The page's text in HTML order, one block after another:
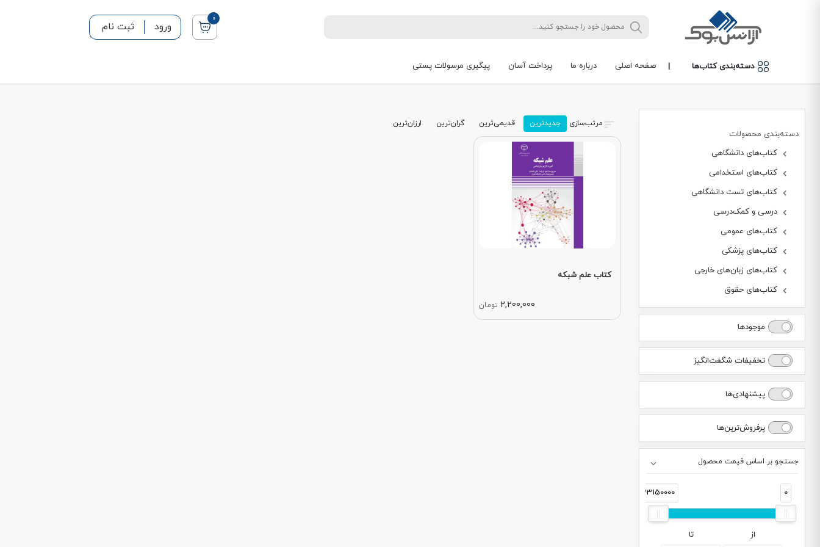
0
ورود ثبت نام
دسته‌بندی کتاب‌ها | صفحه اصلی درباره ما پرداخت آسان پیگیری مرسولات پستی
دسته‌بندی محصولات
کتاب‌های دانشگاهی
کتاب‌های استخدامی
کتاب‌های تست دانشگاهی
درسی و کمک‌درسی
کتاب‌های عمومی
کتاب‌های پزشکی
کتاب‌های زبان‌های خارجی
کتاب‌های حقوق
موجودها
تخفیفات شگفت‌انگیز
پیشنهادی‌ها
پرفروش‌ترین‌ها
جستجو بر اساس قیمت محصول
0
33150000
از تا
مرتب‌سازی جدیدترین قدیمی‌ترین گران‌ترین ارزان‌ترین
کتاب علم شبکه
2,200,000 تومان